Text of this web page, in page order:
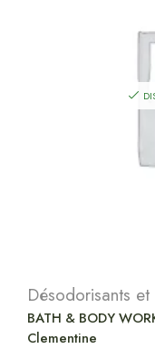
Désodorisants
BATH & BODY
Clementine